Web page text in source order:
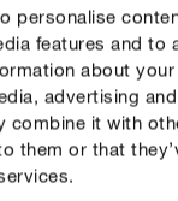
personalise
features and to
about
advertising
combine it with
them or that
rośliny.
plamistość
sadzenia roślin.